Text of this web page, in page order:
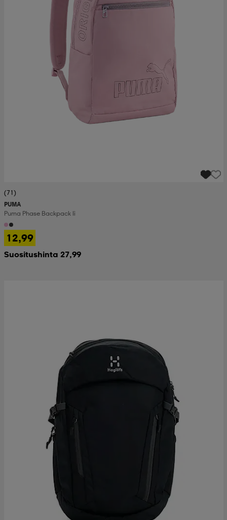
(71)
PUMA
Puma Phase Backpack Ii
12,99
Suositushinta 27,99